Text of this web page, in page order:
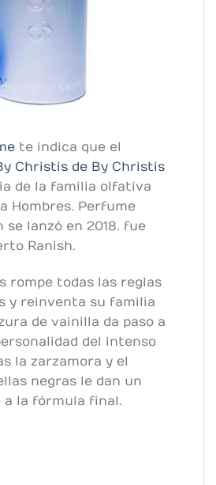
te indica que el
Christis de By Christis
de la familia olfativa
Hombres. Perfume
se lanzó en 2018. fue
Ranish.
rompe todas las reglas
y reinventa su familia
de vainilla da paso a
del intenso
la zarzamora y el
negras le dan un
a la fórmula final.